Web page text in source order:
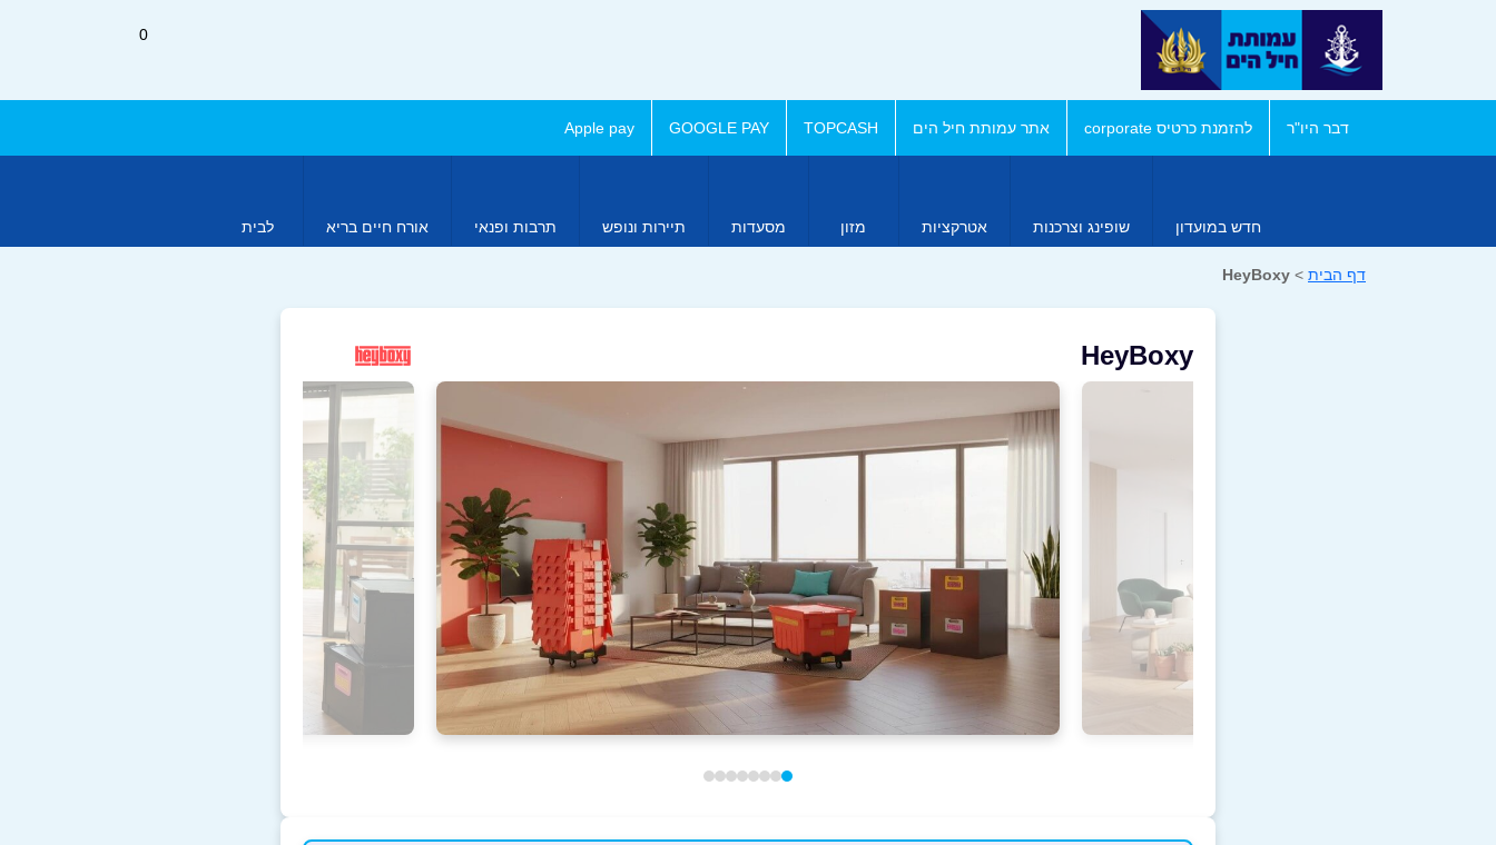
0
דבר היו"ר להזמנת כרטיס corporate אתר עמותת חיל הים TOPCASH
GOOGLE PAY
Apple pay
חדש במועדון שופינג וצרכנות אטרקציות מזון מסעדות תיירות ונופש תרבות ופנאי אורח חיים בריא לבית
דף הבית >
HeyBoxy
HeyBoxy